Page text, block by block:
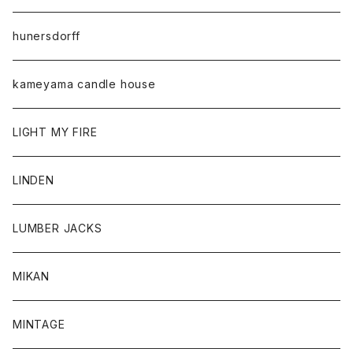
hunersdorff
kameyama candle house
LIGHT MY FIRE
LINDEN
LUMBER JACKS
MIKAN
MINTAGE